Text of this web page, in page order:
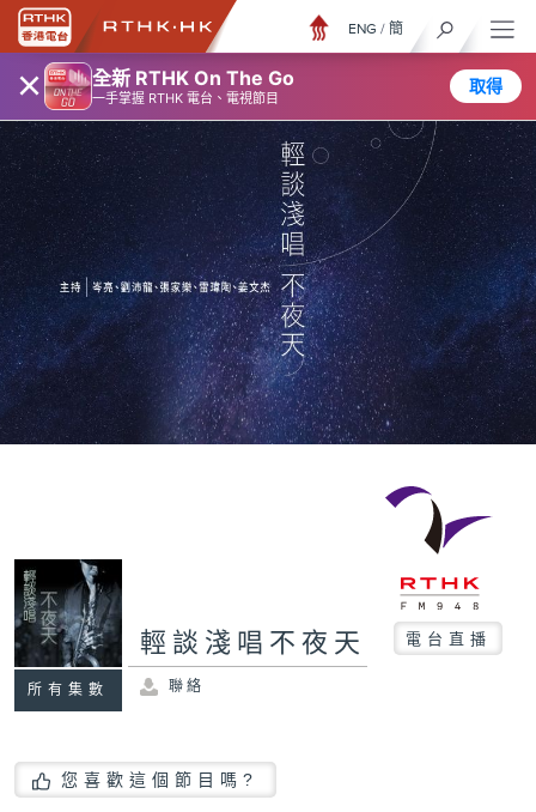
× 全新 RTHK On The Go
一手掌握 RTHK 電台、電視節目
取得
ENG / 簡
所有集數
輕談淺唱不夜天 電台直播
聯絡
您喜歡這個節目嗎?